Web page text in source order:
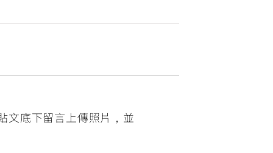
文底下留言上傳照片，並